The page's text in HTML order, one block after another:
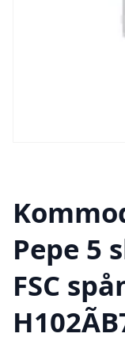
Pepe 5
FSC